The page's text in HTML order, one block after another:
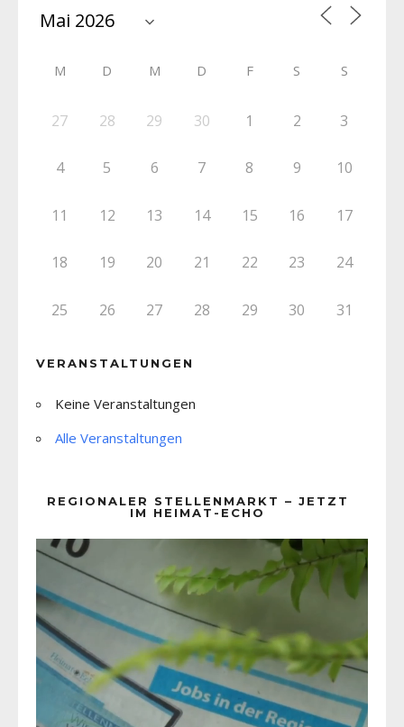
M D M D F S S
27 28 29 30 1 2 3
4 5 6 7 8 9 10
11 12 13 14 15 16 17
18 19 20 21 22 23 24
25 26 27 28 29 30 31
VERANSTALTUNGEN
Keine Veranstaltungen
Alle Veranstaltungen
REGIONALER STELLENMARKT – JETZT
IM HEIMAT-ECHO
Player